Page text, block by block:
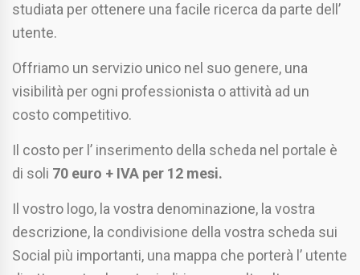
studiata per ottenere una facile ricerca da parte dell’
utente.
Offriamo un servizio unico nel suo genere, una
visibilità per ogni professionista o attività ad un
costo competitivo.
Il costo per l’ inserimento della scheda nel portale è
di soli 70 euro + IVA per 12 mesi.
Il vostro logo, la vostra denominazione, la vostra
descrizione, la condivisione della vostra scheda sui
Social più importanti, una mappa che porterà l’ utente